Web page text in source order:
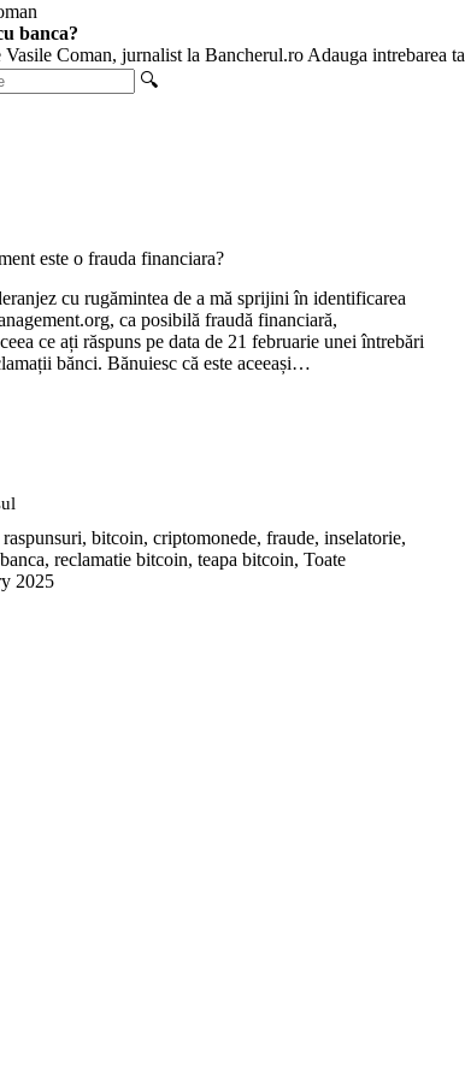
banca?
Vasile Coman, jurnalist la Bancherul.ro Adauga intrebarea ta
🔍
este o frauda financiara?
cu rugămintea de a mă sprijini în identificarea
ca posibilă fraudă financiară,
ce ați răspuns pe data de 21 februarie unei întrebări
bănci. Bănuiesc că este aceeași…
, bitcoin, criptomonede, fraude, inselatorie,
, reclamatie bitcoin, teapa bitcoin, Toate
2025